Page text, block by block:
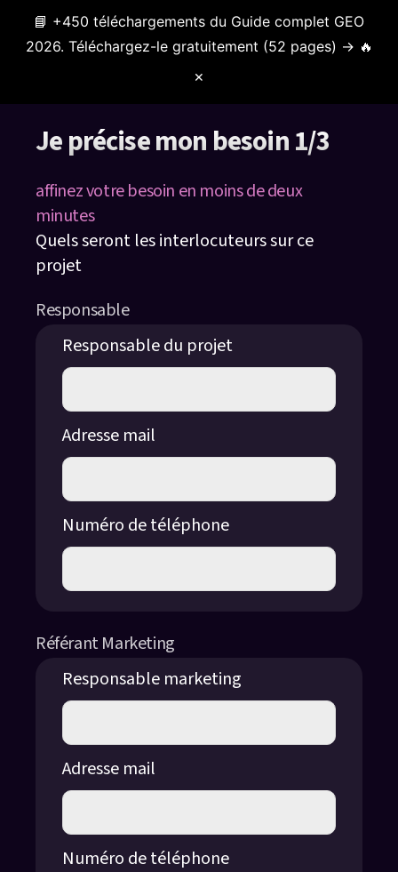
📘 +450 téléchargements du Guide complet GEO
2026. Téléchargez-le gratuitement (52 pages) → 🔥
✕
Menu
Je précise mon besoin 1/3
affinez votre besoin en moins de deux
minutes
Quels seront les interlocuteurs sur ce
projet
Responsable
Responsable du projet
Adresse mail
Numéro de téléphone
Référant Marketing
Responsable marketing
Adresse mail
Numéro de téléphone